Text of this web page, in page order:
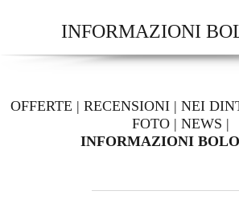
INFORMAZIONI
OFFERTE | RECENSIONI | NEI
FOTO| NEWS |
INFORMAZIONI